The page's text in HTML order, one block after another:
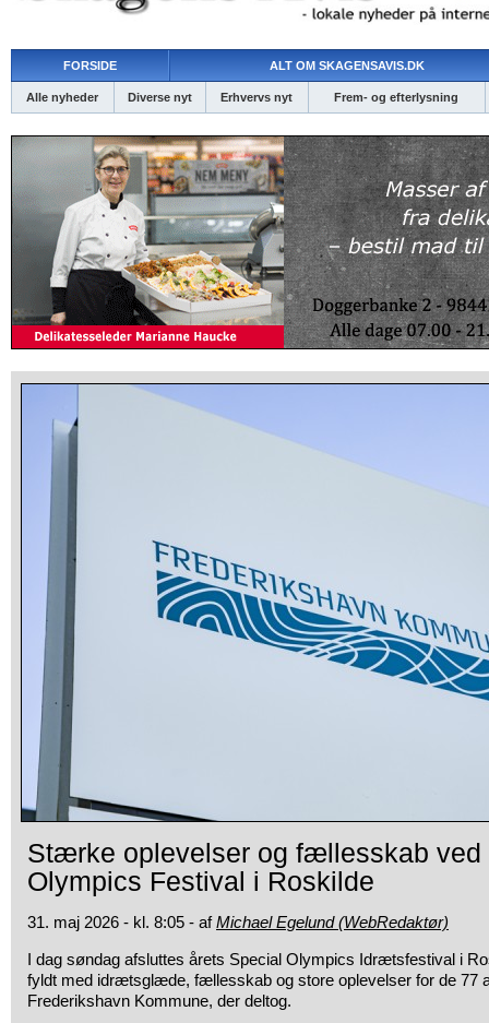
FORSIDE ALT OM SKAGENSAVIS.DK
Alle nyheder Diverse nyt Erhvervs nyt Frem- og efterlysning
Stærke oplevelser og fællesskab ved
Olympics Festival i Roskilde
31. maj 2026 - kl. 8:05 - afMichael Egelund (WebRedaktør)
I dag søndag afsluttes årets Special Olympics Idrætsfestival i
fyldt med idrætsglæde, fællesskab og store oplevelser for de 77
Frederikshavn Kommune, der deltog.